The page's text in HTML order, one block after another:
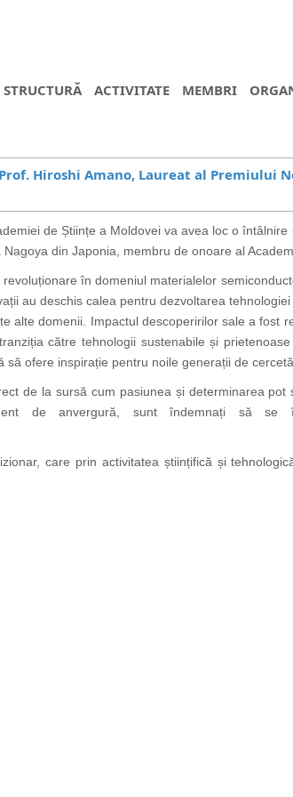
STRUCTURĂ ACTIVITATE MEMBRI
Hiroshi Amano, Laureat al Premiului
de Științe a Moldovei va avea loc o
din Japonia, membru de onoare al
în domeniul materialelor
au deschis calea pentru dezvoltarea
alte domenii. Impactul descoperirilor sale a fost
către tehnologii sustenabile și
ofere inspirație pentru noile generații de
de la sursă cum pasiunea și determinarea pot
de anvergură, sunt îndemnați să se
care prin activitatea științifică și
Tudor